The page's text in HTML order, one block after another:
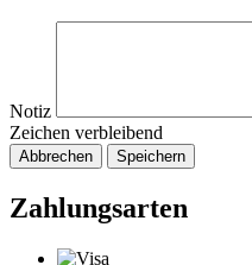
Notiz
Zeichen verbleibend
Abbrechen Speichern
Zahlungsarten